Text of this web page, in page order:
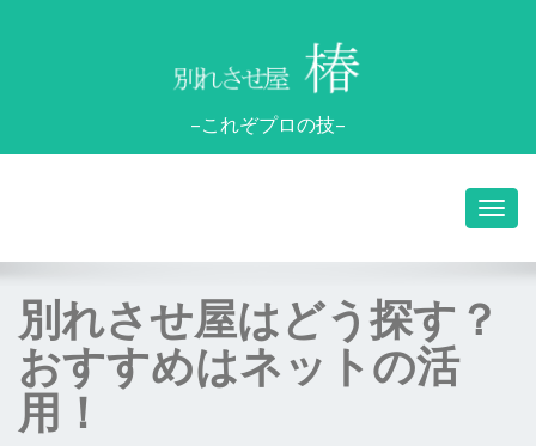
–これぞプロの技–
別れさせ屋はどう探す？
おすすめはネットの活
用！